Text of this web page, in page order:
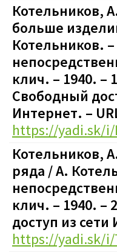
Котельников,
больше
Котельников. –
клич. – 1940. –
Свободный
Интернет. –
https://yadi.sk/i/
Котельников,
ряда / А.
клич. – 1940. –
доступ из сети
https://yadi.sk/i/